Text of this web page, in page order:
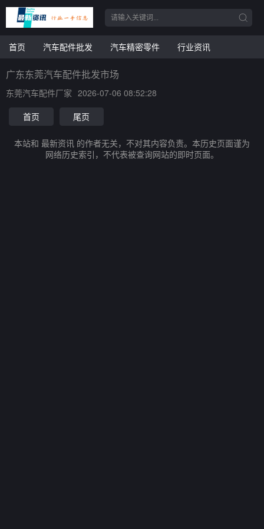
首页 汽车配件批发 汽车精密零件 行业资讯
广东东莞汽车配件批发市场
东莞汽车配件厂家 2026-07-06 08:52:28
首页
尾页
本站和 最新资讯 的作者无关，不对其内容负责。本历史页面谨为
网络历史索引，不代表被查询网站的即时页面。